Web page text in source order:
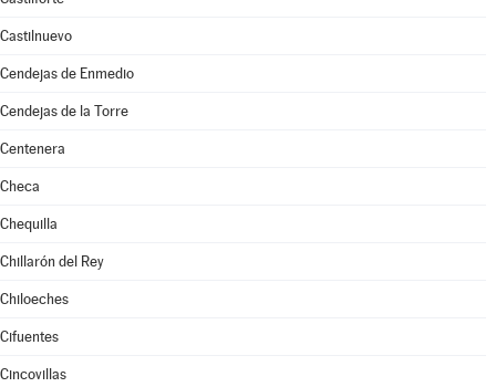
Castilnuevo
Cendejas de Enmedio
Cendejas de la Torre
Centenera
Checa
Chequilla
Chillarón del Rey
Chiloeches
Cifuentes
Cincovillas